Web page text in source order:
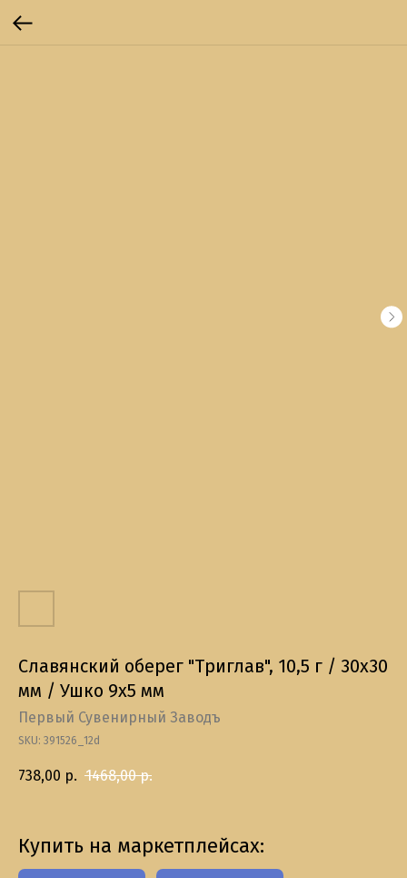
Славянский оберег "Триглав", 10,5 г / 30х30
мм / Ушко 9х5 мм
Первый Сувенирный Заводъ
SKU: 391526_12d
738,00 р. 1468,00 р.
Купить на маркетплейсах: